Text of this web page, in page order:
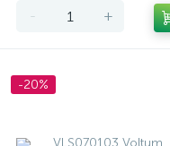
- +
-20%